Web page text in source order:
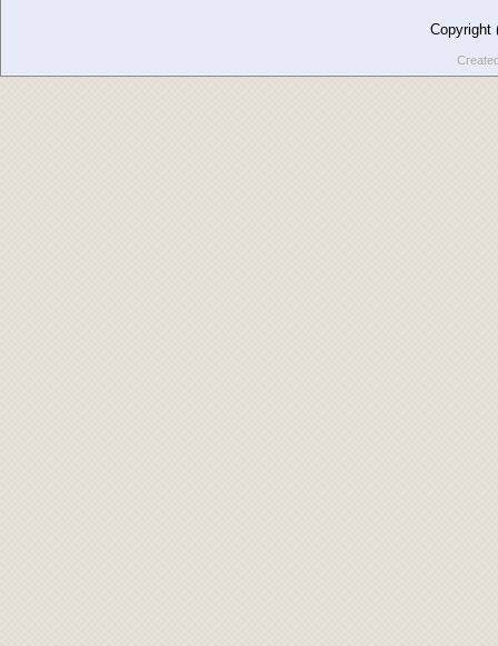
Copyright